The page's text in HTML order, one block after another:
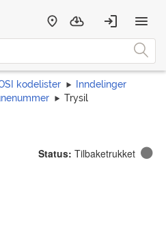
kodelister
Inndelinger
Trysil
Status: Tilbaketrukket